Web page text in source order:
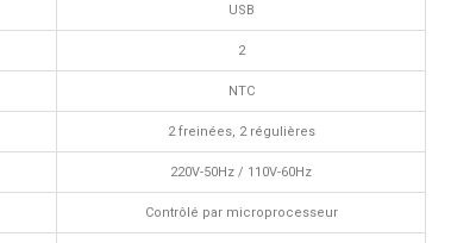
USB
2
NTC
2 freinées, 2 régulières
220V-50Hz / 110V-60Hz
Contrôlé par microprocesseur